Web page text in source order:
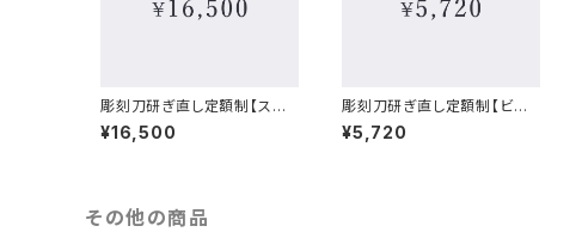
彫刻刀研ぎ直し定額制【スタ
ンダードプラン】
¥16,500
彫刻刀研ぎ直し定額制【ビギ
ナープラン】
¥5,720
その他の商品